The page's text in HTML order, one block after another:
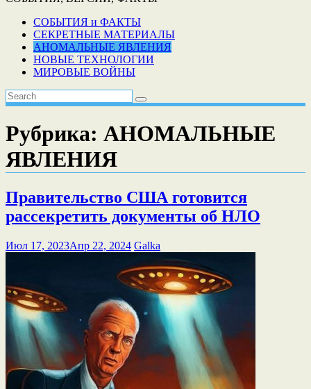
СОБЫТИЯ и ФАКТЫ
СЕКРЕТНЫЕ МАТЕРИАЛЫ
АНОМАЛЬНЫЕ ЯВЛЕНИЯ
НОВЫЕ ТЕХНОЛОГИИ
МИРОВЫЕ ВОЙНЫ
Рубрика: АНОМАЛЬНЫЕ
ЯВЛЕНИЯ
Правительство США готовится
рассекретить документы об НЛО
Июл 17, 2023Апр 22, 2024 Galka